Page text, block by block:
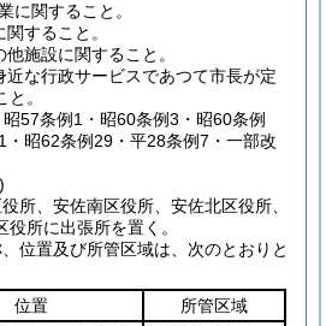
に関すること。
すること。
施設に関すること。
近な行政サービスであつて市長が定
。
57条例1・昭60条例3・昭60条例
・昭62条例29・平28条例7・一部改
所、安佐南区役所、安佐北区役所、
所に出張所を置く。
位置及び所管区域は、次のとおりと
位置
所管区域